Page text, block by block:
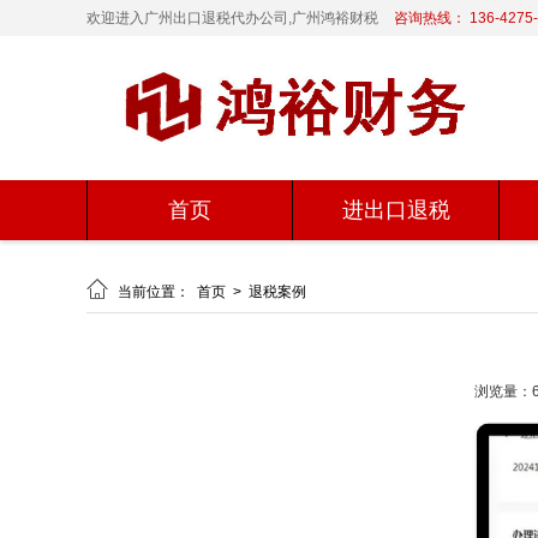
欢迎进入广州出口退税代办公司,广州鸿裕财税 咨询热线： 136-
首页 进出口退税
 当前位置： 首页 > 退税案例
浏览量：